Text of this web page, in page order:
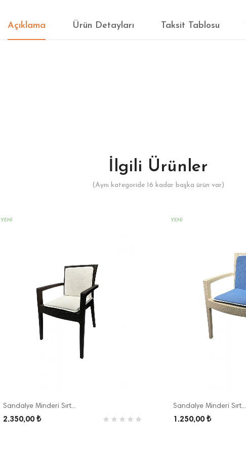
Açıklama Ürün Detayları Taksit Tablosu
İlgili Ürünler
(Aynı kategoride 16 kadar başka ürün var)
YENI
Sandalye Minderi Sırt...
2.350,00 ₺
YENI
Sandalye Minderi Sırt...
1.250,00 ₺